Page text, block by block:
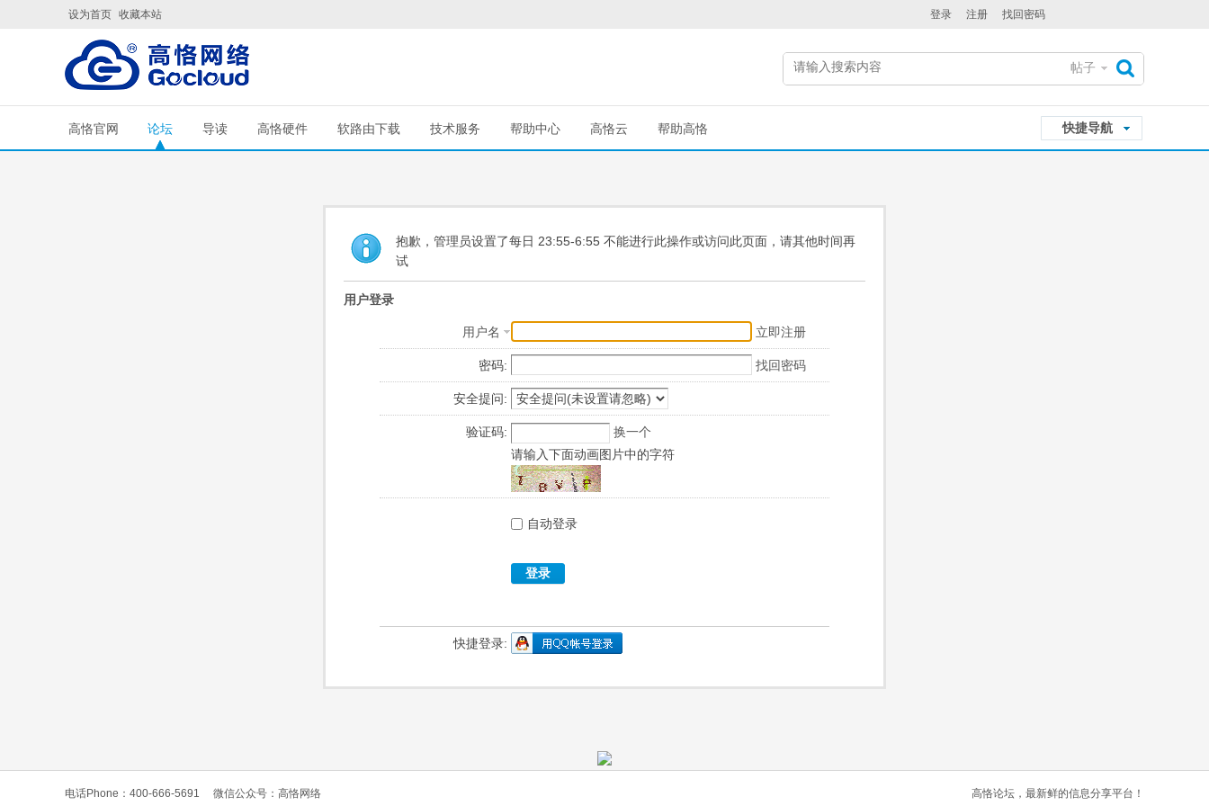
设为首页 收藏本站 登录 注册 找回密码
帖子
快捷导航
高恪官网 论坛 导读 高恪硬件 软路由下载 技术服务 帮助中心 高恪云 帮助高恪
抱歉，管理员设置了每日 23:55-6:55 不能进行此操作或访问此页面，请其他时间再
试
用户登录
用户名 立即注册
密码: 找回密码
安全提问:
验证码:
换一个
请输入下面动画图片中的字符
自动登录
登录
快捷登录:
电话Phone：400-666-5691 微信公众号：高恪网络 高恪论坛，最新鲜的信息分享平台！